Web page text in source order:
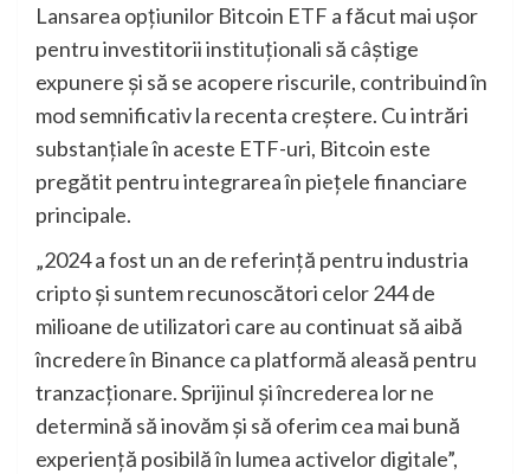
Lansarea opțiunilor Bitcoin ETF a făcut mai ușor
pentru investitorii instituționali să câștige
expunere și să se acopere riscurile, contribuind în
mod semnificativ la recenta creștere. Cu intrări
substanțiale în aceste ETF-uri, Bitcoin este
pregătit pentru integrarea în piețele financiare
principale.
„2024 a fost un an de referință pentru industria
cripto și suntem recunoscători celor 244 de
milioane de utilizatori care au continuat să aibă
încredere în Binance ca platformă aleasă pentru
tranzacționare. Sprijinul și încrederea lor ne
determină să inovăm și să oferim cea mai bună
experiență posibilă în lumea activelor digitale”,